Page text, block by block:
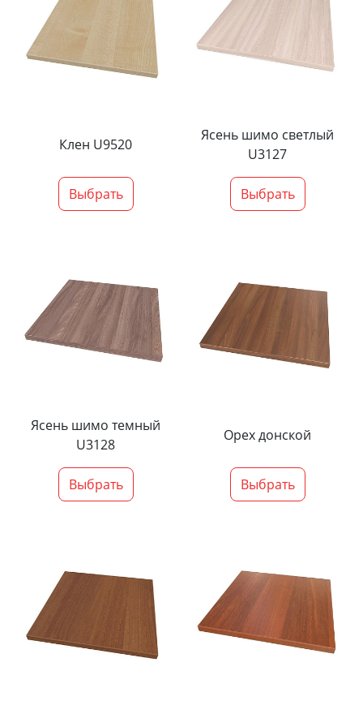
Клен U9520
Выбрать
Ясень шимо светлый
U3127
Выбрать
Ясень шимо темный
U3128
Выбрать
Орех донской
Выбрать